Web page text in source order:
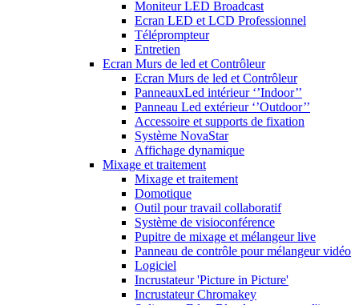
Moniteur LED Broadcast
Ecran LED et LCD Professionnel
Téléprompteur
Entretien
Ecran Murs de led et Contrôleur
Ecran Murs de led et Contrôleur
PanneauxLed intérieur ‘’Indoor’’
Panneau Led extérieur ‘’Outdoor’’
Accessoire et supports de fixation
Système NovaStar
Affichage dynamique
Mixage et traitement
Mixage et traitement
Domotique
Outil pour travail collaboratif
Système de visioconférence
Pupitre de mixage et mélangeur live
Panneau de contrôle pour mélangeur vidéo
Logiciel
Incrustateur 'Picture in Picture'
Incrustateur Chromakey